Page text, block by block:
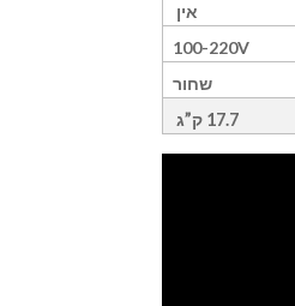
אין
100-220V
שחור
17.7 ק”ג